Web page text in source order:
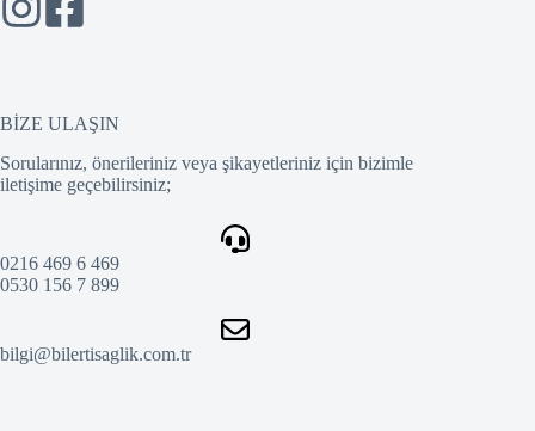
BİZE ULAŞIN
Sorularınız, önerileriniz veya şikayetleriniz için bizimle
iletişime geçebilirsiniz;
0216 469 6 469
0530 156 7 899
bilgi@bilertisaglik.com.tr